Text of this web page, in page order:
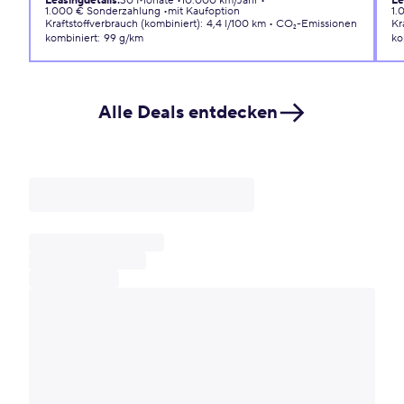
1.000 € Sonderzahlung
mit Kaufoption
Kraftstoffverbrauch (kombiniert): 4,4 l/100 km
CO₂-Emissionen
kombiniert: 99 g/km
Alle Deals entdecken